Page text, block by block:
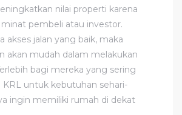
nilai properti karena
pembeli atau investor.
akses jalan yang baik, maka
akan mudah dalam melakukan
bagi mereka yang sering
untuk kebutuhan sehari-
ingin memiliki rumah di dekat